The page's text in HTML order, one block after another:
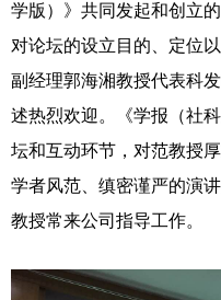
学版）》共同发起和创立
对论坛的设立目的、定位
副经理郭海湘教授代表科
述热烈欢迎。《学报（社
坛和互动环节，对范教授
学者风范、缜密谨严的演
教授常来公司指导工作。